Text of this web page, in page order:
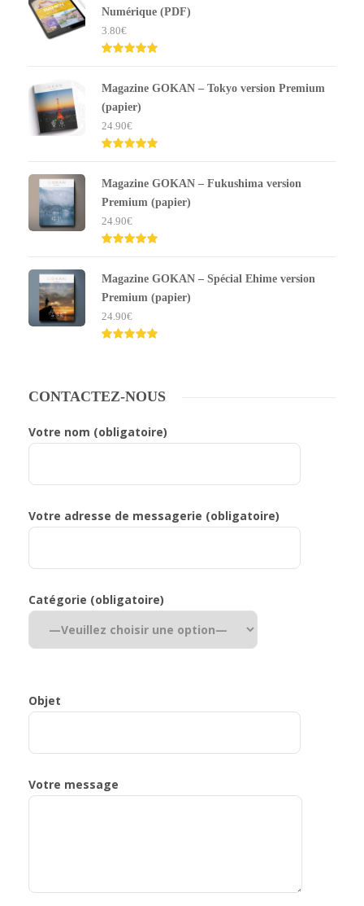
Numérique (PDF)
3.80€
sur 5
Magazine GOKAN – Tokyo version Premium
(papier)
24.90€
sur 5
Magazine GOKAN – Fukushima version
Premium (papier)
24.90€
sur 5
Magazine GOKAN – Spécial Ehime version
Premium (papier)
24.90€
CONTACTEZ-NOUS
Votre nom (obligatoire)
Votre adresse de messagerie (obligatoire)
Catégorie (obligatoire)
Objet
Votre message